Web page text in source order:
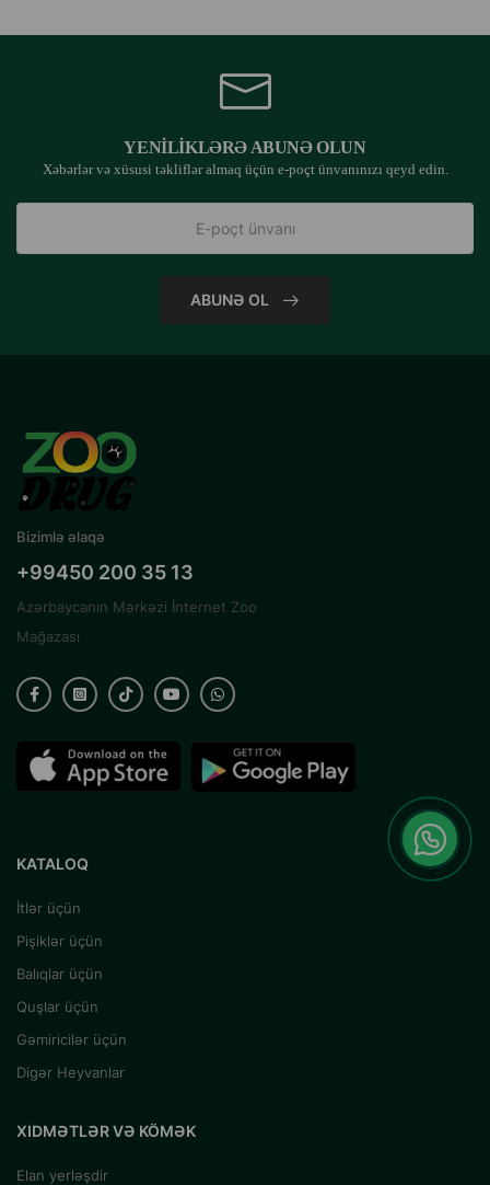
YENILIKLƏRƏ ABUNƏ OLUN
Xəbərlər və xüsusi təkliflər almaq üçün e-poçt ünvanınızı qeyd edin.
ABUNƏ OL
Bizimlə əlaqə
+99450 200 35 13
Azərbaycanın Mərkəzi İnternet Zoo
Mağazası
KATALOQ
İtlər üçün
Pişiklər üçün
Balıqlar üçün
Quşlar üçün
Gəmiricilər üçün
Digər Heyvanlar
XIDMƏTLƏR VƏ KÖMƏK
Elan yerləşdir